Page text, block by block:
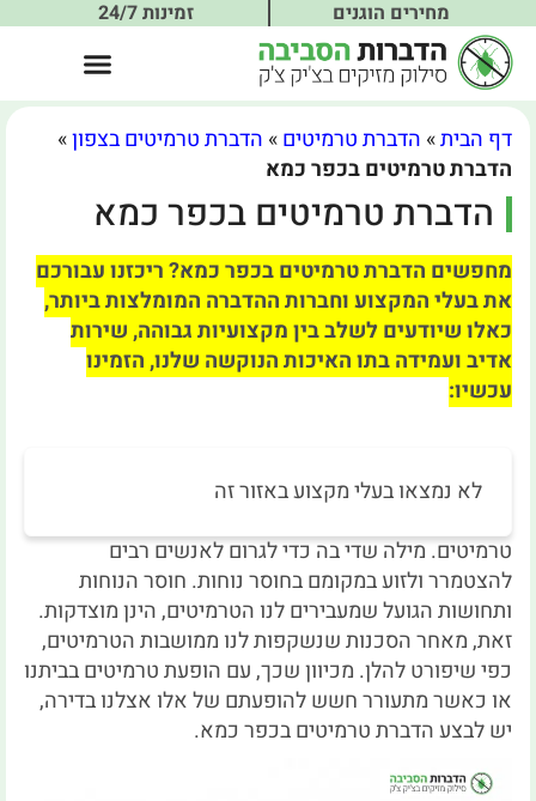
מחירים הוגנים זמינות 24/7
דף הבית» הדברת טרמיטים» הדברת טרמיטים בצפון»
הדברת טרמיטים בכפר כמא
הדברת טרמיטים בכפר כמא
מחפשים הדברת טרמיטים בכפר כמא? ריכזנו עבורכם
את בעלי המקצוע וחברות ההדברה המומלצות ביותר,
כאלו שיודעים לשלב בין מקצועיות גבוהה, שירות
אדיב ועמידה בתו האיכות הנוקשה שלנו, הזמינו
עכשיו:
לא נמצאו בעלי מקצוע באזור זה
טרמיטים. מילה שדי בה כדי לגרום לאנשים רבים
להצטמרר ולזוע במקומם בחוסר נוחות. חוסר הנוחות
ותחושות הגועל שמעבירים לנו הטרמיטים, הינן מוצדקות.
זאת, מאחר הסכנות שנשקפות לנו ממושבות הטרמיטים,
כפי שיפורט להלן. מכיוון שכך, עם הופעת טרמיטים בביתנו
או כאשר מתעורר חשש להופעתם של אלו אצלנו בדירה,
יש לבצע הדברת טרמיטים בכפר כמא.